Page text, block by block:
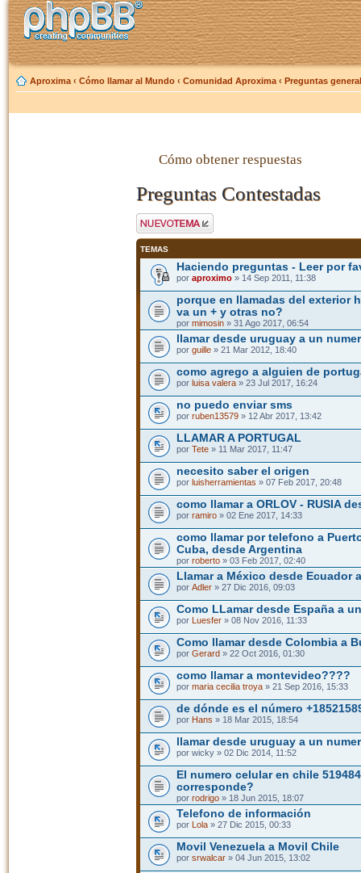
Aproxima ‹ Cómo llamar al Mundo ‹ Comunidad Aproxima ‹ Preguntas
Cómo obtener respuestas
Preguntas Contestadas
Publicar un nuevo
tema
TEMAS
Haciendo preguntas - Leer por
por aproximo» 14 Sep 2011, 11:38
porque en llamadas del exterior
va un + y otras no?
por mimosin» 31 Ago 2017, 06:54
llamar desde uruguay a un
por guille» 21 Mar 2012, 18:40
como agrego a alguien de
por luisa valera» 23 Jul 2017, 16:24
no puedo enviar sms
por ruben13579» 12 Abr 2017, 13:42
LLAMAR A PORTUGAL
por Tete» 11 Mar 2017, 11:47
necesito saber el origen
por luisherramientas » 07 Feb 2017, 20:48
como llamar a ORLOV - RUSIA
por ramiro» 02 Ene 2017, 14:33
como llamar por telefono a
Cuba, desde Argentina
por roberto» 03 Feb 2017, 02:40
Llamar a México desde Ecuador
por Adler» 27 Dic 2016, 09:03
Como LLamar desde España a
por Luesfer» 08 Nov 2016, 11:33
Como llamar desde Colombia a
por Gerard » 22 Oct 2016, 01:30
como llamar a montevideo????
por maria cecilia troya» 21 Sep 2016, 15:33
de dónde es el número
por Hans » 18 Mar 2015, 18:54
llamar desde uruguay a un
por wicky » 02 Dic 2014, 11:52
El numero celular en chile
corresponde?
por rodrigo» 18 Jun 2015, 18:07
Telefono de información
por Lola» 27 Dic 2015, 00:33
Movil Venezuela a Movil Chile
por srwalcar» 04 Jun 2015, 13:02